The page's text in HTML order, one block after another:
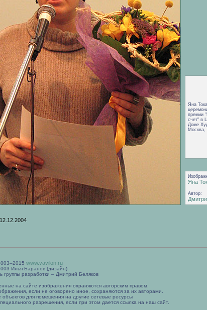
Яна
премии
счет" в
Доме
Москва,
Яна
Автор:
www.vavilon.ru
Илья Баранов (дизайн)
группы разработки – Дмитрий Беляков
на сайте изображения охраняются авторским правом.
если не оговорено иное, сохраняются за их авторами.
объектов для помещения на другие сетевые ресурсы
разрешения, если при этом дается ссылка на наш сайт.